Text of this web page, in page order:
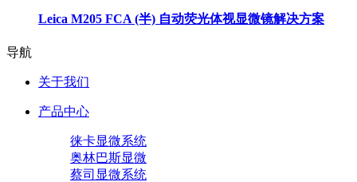
Leica M205 FCA (半) 自动荧光体视显微镜解决方案
导航
关于我们
产品中心
徕卡显微系统
奥林巴斯显微
蔡司显微系统